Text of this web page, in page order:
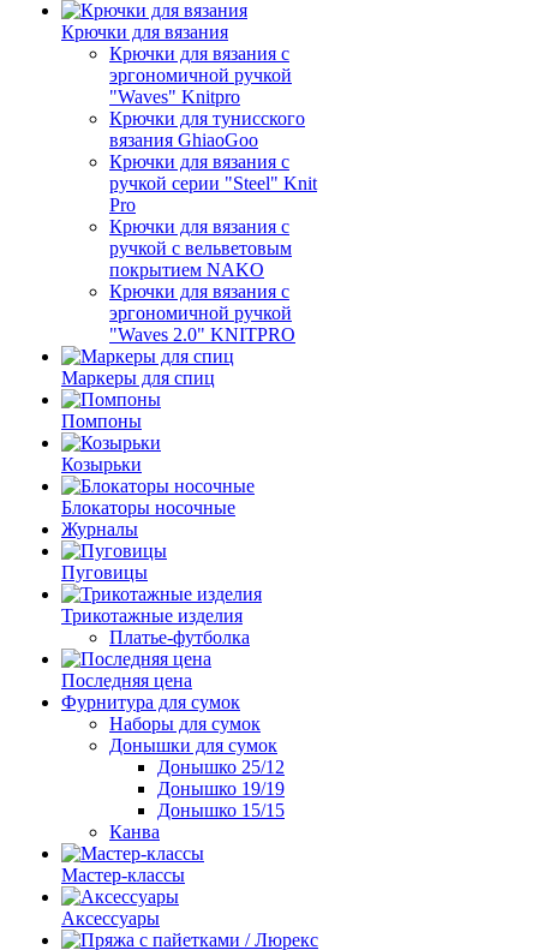
Крючки для вязания
Крючки для вязания с
эргономичной ручкой
"Waves" Knitpro
Крючки для тунисского
вязания GhiaoGoo
Крючки для вязания с
ручкой серии "Steel" Knit
Pro
Крючки для вязания с
ручкой с вельветовым
покрытием NAKO
Крючки для вязания с
эргономичной ручкой
"Waves 2.0" KNITPRO
Маркеры для спиц
Помпоны
Козырьки
Блокаторы носочные
Журналы
Пуговицы
Трикотажные изделия
Платье-футболка
Последняя цена
Фурнитура для сумок
Наборы для сумок
Донышки для сумок
Донышко 25/12
Донышко 19/19
Донышко 15/15
Канва
Мастер-классы
Аксессуары